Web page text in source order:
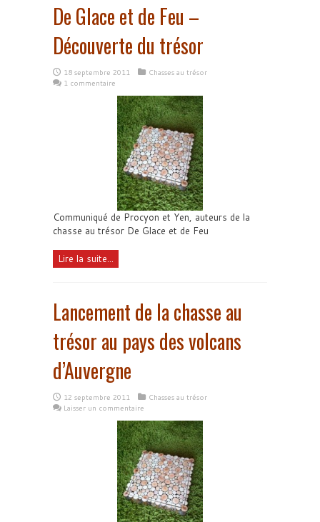
De Glace et de Feu –
Découverte du trésor
18 septembre 2011
Chasses au trésor
1 commentaire
Communiqué de Procyon et Yen, auteurs de la
chasse au trésor De Glace et de Feu
Lire la suite...
Lancement de la chasse au
trésor au pays des volcans
d’Auvergne
12 septembre 2011
Chasses au trésor
Laisser un commentaire